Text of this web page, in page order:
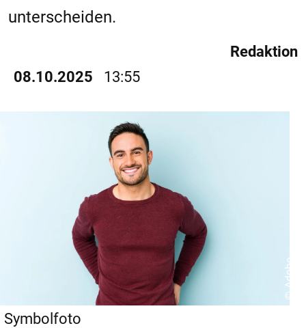
unterscheiden.
08.10.2025 13:55
Redaktion
© Adobe
Symbolfoto